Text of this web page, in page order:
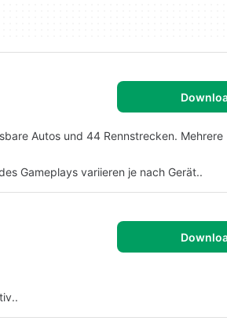
Autos und 44 Rennstrecken. Mehrere
Gameplays variieren je nach Gerät..